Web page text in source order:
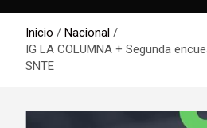
Inicio
Nacional
IG LA COLUMNA + Segunda
SNTE